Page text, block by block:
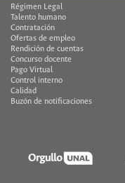
Régimen Legal
Talento humano
Contratación
Ofertas de empleo
Rendición de cuentas
Concurso docente
Pago Virtual
Control interno
Calidad
Buzón de notificaciones